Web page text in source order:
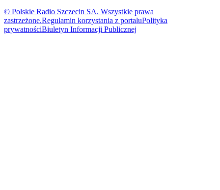
© Polskie Radio Szczecin SA. Wszystkie prawa
zastrzeżone.Regulamin korzystania z portaluPolityka
prywatnościBiuletyn Informacji Publicznej